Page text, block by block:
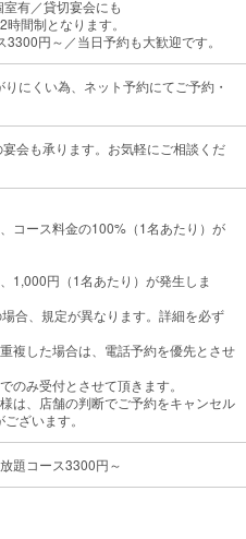
有／貸切宴会にも
間制となります。
円～／当日予約も大歓迎です。
にくい為、ネット予約にてご予約・
会も承ります。お気軽にご相談くだ
コース料金の100%（1名あたり）が
1,000円（1名あたり）が発生しま
合、規定が異なります。詳細を必ず
複した場合は、電話予約を優先とさせ
のみ受付とさせて頂きます。
は、店舗の判断でご予約をキャンセル
ざいます。
題コース3300円～